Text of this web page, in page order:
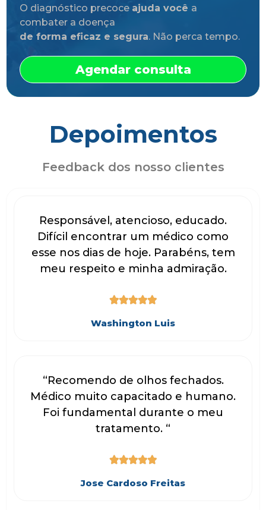
O diagnóstico precoce ajuda você a
combater a doença
de forma eficaz e segura. Não perca tempo.
Agendar consulta
Depoimentos
Feedback dos nosso clientes
Responsável, atencioso, educado.
Difícil encontrar um médico como
esse nos dias de hoje. Parabéns, tem
meu respeito e minha admiração.

Washington Luis
“Recomendo de olhos fechados.
Médico muito capacitado e humano.
Foi fundamental durante o meu
tratamento. “

Jose Cardoso Freitas